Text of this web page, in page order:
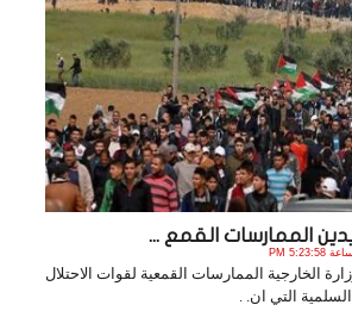
الممارسات القمع ...
الخارجية الممارسات القمعية لقوات الاحتلال
التي ان. .